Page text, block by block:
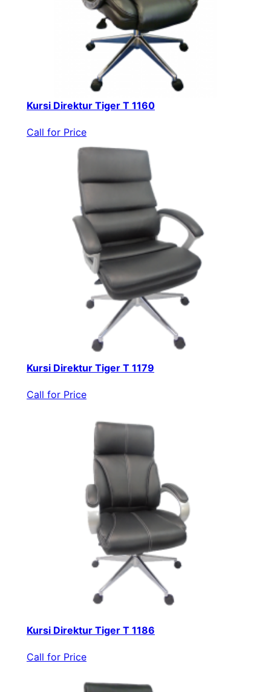
Kursi Direktur Tiger T 1160
Call for Price
Kursi Direktur Tiger T 1179
Call for Price
Kursi Direktur Tiger T 1186
Call for Price